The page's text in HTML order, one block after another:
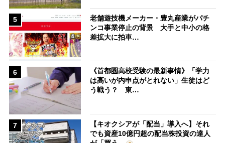
5
老舗遊技機メーカー・豊丸産業がパチ
ンコ事業停止の背景 大手と中小の格
差拡大に拍車…
6
《首都圏高校受験の最新事情》「学力
は高いが内申点がとれない」生徒はど
う戦う？ 東…
7
【キオクシアが「配当」導入へ】それ
でも資産10億円超の配当株投資の達人